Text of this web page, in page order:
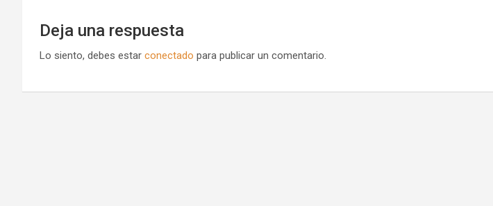
Deja una respuesta
Lo siento, debes estar conectado para publicar un comentario.